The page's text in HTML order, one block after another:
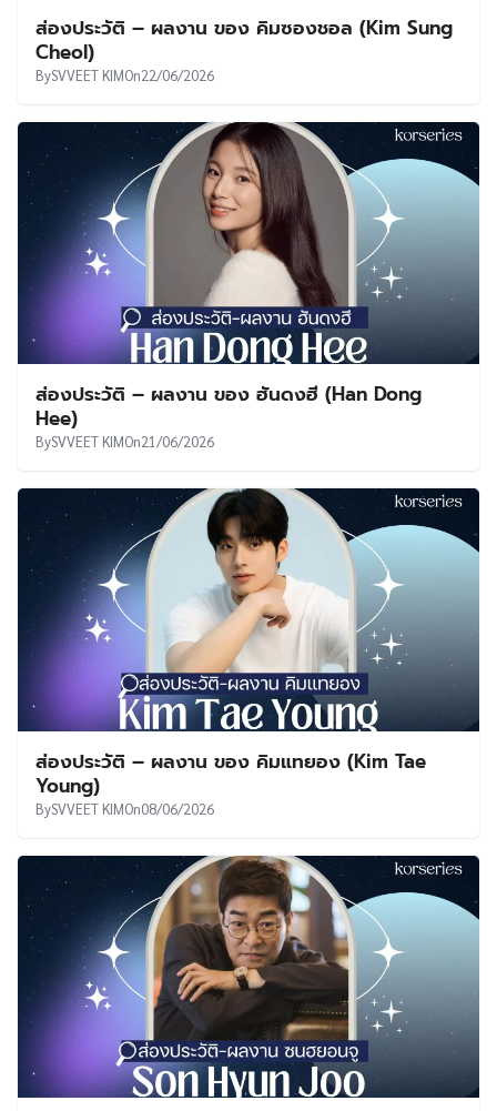
ส่องประวัติ – ผลงาน ของ คิมซองชอล (Kim Sung
Cheol)
BySVVEET KIMOn22/06/2026
ส่องประวัติ – ผลงาน ของ ฮันดงฮี (Han Dong
Hee)
BySVVEET KIMOn21/06/2026
ส่องประวัติ – ผลงาน ของ คิมแทยอง (Kim Tae
Young)
BySVVEET KIMOn08/06/2026